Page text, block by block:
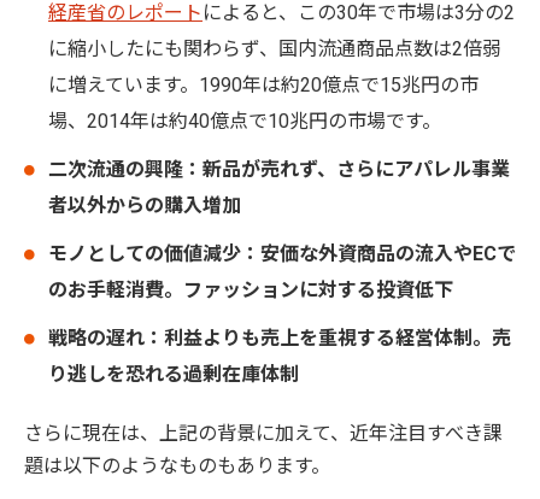
経産省のレポート によると、この30年で市場は3分の2
に縮小したにも関わらず、国内流通商品点数は2倍弱
に増えています。1990年は約20億点で15兆円の市
場、2014年は約40億点で10兆円の市場です。
二次流通の興隆：新品が売れず、さらにアパレル事業
者以外からの購入増加
モノとしての価値減少：安価な外資商品の流入やECで
のお手軽消費。ファッションに対する投資低下
戦略の遅れ：利益よりも売上を重視する経営体制。売
り逃しを恐れる過剰在庫体制
さらに現在は、上記の背景に加えて、近年注目すべき課
題は以下のようなものもあります。